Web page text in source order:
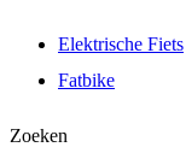
Elektrische Fiets
Fatbike
Zoeken